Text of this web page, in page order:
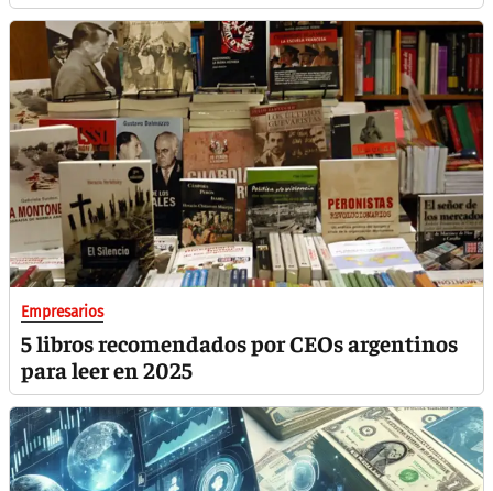
Empresarios
5 libros recomendados por CEOs argentinos
para leer en 2025